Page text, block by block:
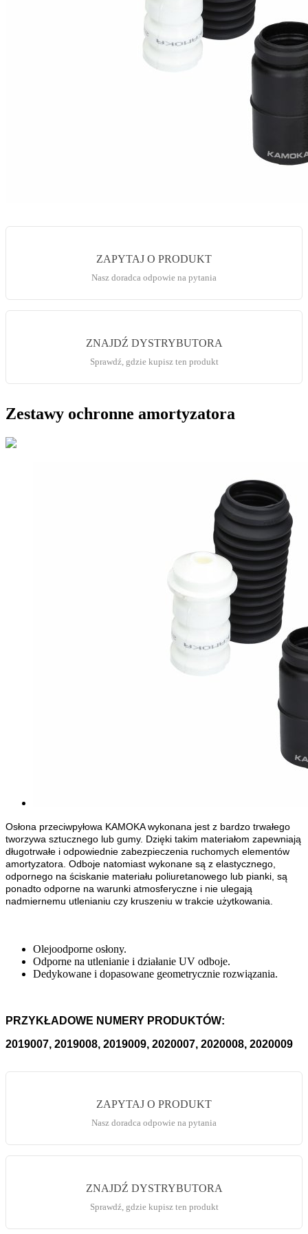
ZAPYTAJ O PRODUKT
Nasz doradca odpowie na pytania
ZNAJDŹ DYSTRYBUTORA
Sprawdź, gdzie kupisz ten produkt
Zestawy ochronne amortyzatora
Osłona przeciwpyłowa KAMOKA wykonana jest z bardzo trwałego
tworzywa sztucznego lub gumy. Dzięki takim materiałom zapewniają
długotrwałe i odpowiednie zabezpieczenia ruchomych elementów
amortyzatora. Odboje natomiast wykonane są z elastycznego,
odpornego na ściskanie materiału poliuretanowego lub pianki, są
ponadto odporne na warunki atmosferyczne i nie ulegają
nadmiernemu utlenianiu czy kruszeniu w trakcie użytkowania.
Olejoodporne osłony.
Odporne na utlenianie i działanie UV odboje.
Dedykowane i dopasowane geometrycznie rozwiązania.
PRZYKŁADOWE NUMERY PRODUKTÓW:
2019007, 2019008, 2019009, 2020007, 2020008, 2020009
ZAPYTAJ O PRODUKT
Nasz doradca odpowie na pytania
ZNAJDŹ DYSTRYBUTORA
Sprawdź, gdzie kupisz ten produkt